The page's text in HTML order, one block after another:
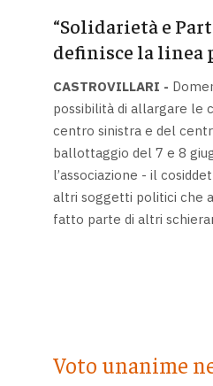
“Solidarietà e
definisce la linea
CASTROVILLARI -
possibilità di allargare le
centro sinistra e del
ballottaggio del 7 e 8
l’associazione - il
altri soggetti politici che
fatto parte di altri
Voto unanime